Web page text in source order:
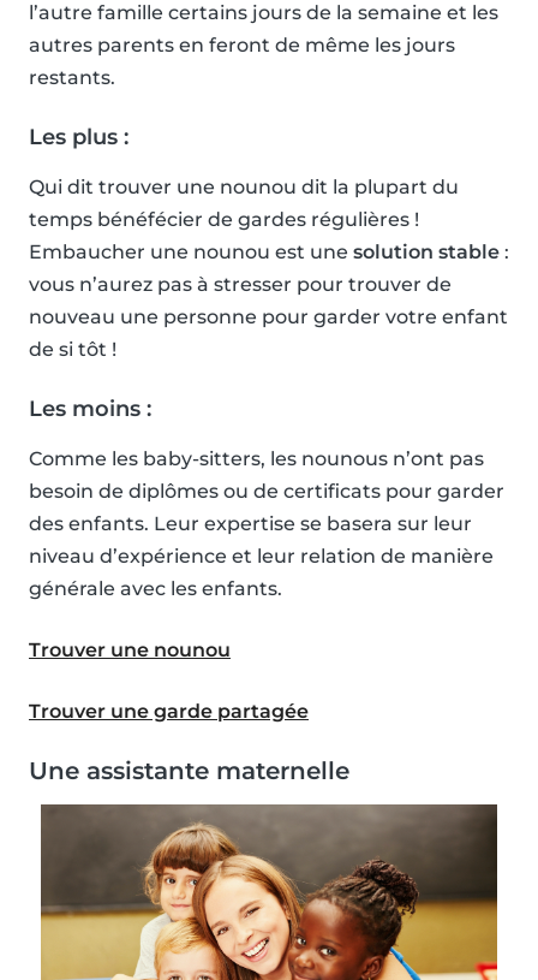
l’autre famille certains jours de la semaine et les
autres parents en feront de même les jours
restants.
Les plus :
Qui dit trouver une nounou dit la plupart du
temps bénéfécier de gardes régulières !
Embaucher une nounou est une solution stable :
vous n’aurez pas à stresser pour trouver de
nouveau une personne pour garder votre enfant
de si tôt !
Les moins :
Comme les baby-sitters, les nounous n’ont pas
besoin de diplômes ou de certificats pour garder
des enfants. Leur expertise se basera sur leur
niveau d’expérience et leur relation de manière
générale avec les enfants.
Trouver une nounou
Trouver une garde partagée
Une assistante maternelle